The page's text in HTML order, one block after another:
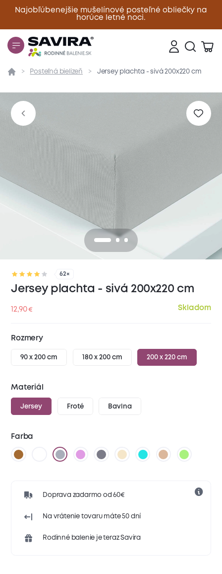
Najobľúbenejšie mušelínové posteľné obliečky na
horúce letné noci.
Zavrieť
Prehľad Parametre Popis produktu
Posteľná bielizeň Jersey plachta - sivá 200x220 cm
62×
Jersey plachta - sivá 200x220 cm
12,90€ Skladom
Rozmery
90 x 200 cm 180 x 200 cm 200 x 220 cm
Materiál
Jersey Froté Bavlna
Farba
Doprava zadarmo od 60€
Na vrátenie tovaru máte 50 dní
Rodinné balenie je teraz Savira